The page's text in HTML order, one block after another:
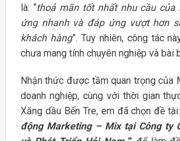
là: “thoả mãn tốt nhất nhu cầu của
ứng nhanh và đáp ứng vượt hơn
khách hàng”. Tuy nhiên, công tác
chưa mang tính chuyên nghiệp và bài
Nhận thức được tầm quan trọng của
doanh nghiệp, cùng với thời gian
Xăng dầu Bến Tre, em đã chọn đề tài:
động Marketing – Mix tại Công ty